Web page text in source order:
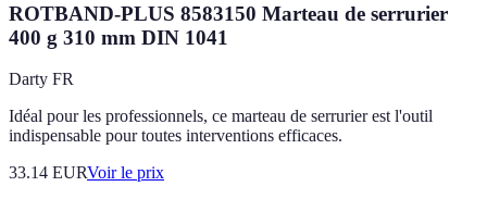
ROTBAND-PLUS 8583150 Marteau de serrurier
400 g 310 mm DIN 1041
Darty FR
Idéal pour les professionnels, ce marteau de serrurier est l'outil
indispensable pour toutes interventions efficaces.
33.14 EURVoir le prix